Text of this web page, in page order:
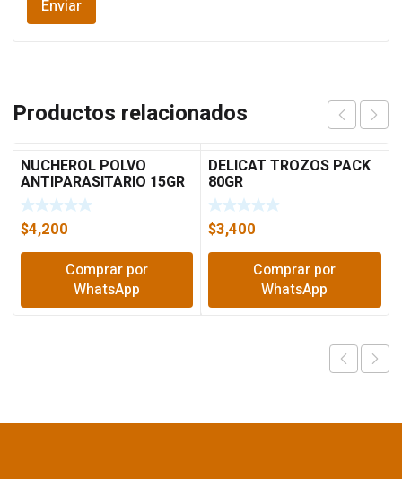
Productos relacionados
NUCHEROL POLVO
ANTIPARASITARIO 15GR
5062
$4,200
Comprar por
WhatsApp
DELICAT TROZOS PACK
80GR
$3,400
Comprar por
WhatsApp